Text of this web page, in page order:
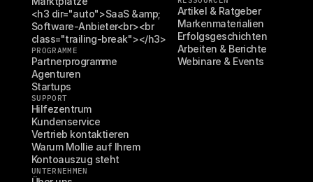
<h3 dir="auto">SaaS &amp;
Software-Anbieter<br><br
class="trailing-break"></h3>
PROGRAMME
Partnerprogramme
Agenturen
Startups
SUPPORT
Hilfezentrum
Kundenservice
Vertrieb kontaktieren
Warum Mollie auf Ihrem
Kontoauszug steht
UNTERNEHMEN
Artikel & Ratgeber
Markenmaterialien
Erfolgsgeschichten
Arbeiten & Berichte
Webinare & Events